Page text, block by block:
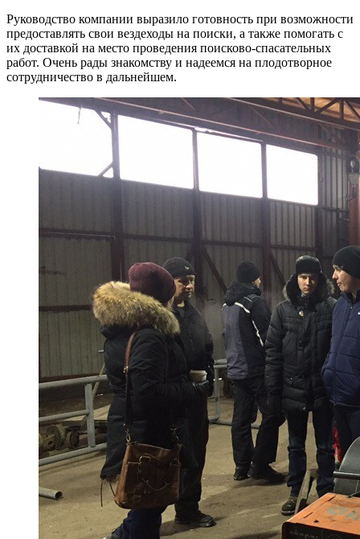
Руководство компании выразило готовность при возможности
предоставлять свои вездеходы на поиски, а также помогать с
их доставкой на место проведения поисково-спасательных
работ. Очень рады знакомству и надеемся на плодотворное
сотрудничество в дальнейшем.